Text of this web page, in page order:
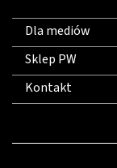
Dla mediów
Sklep PW
Kontakt